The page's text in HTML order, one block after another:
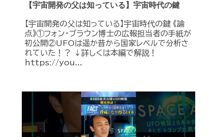
【宇宙開発の父は知っている】宇宙時代の鍵
【宇宙開発の父は知っている】宇宙時代の鍵 《論
点》①フォン・ブラウン博士の広報担当者の手紙が
初公開②UFOは遥か昔から国家レベルで分析さ
れていた！？ ↓詳しくは本編で解説！
https://you...